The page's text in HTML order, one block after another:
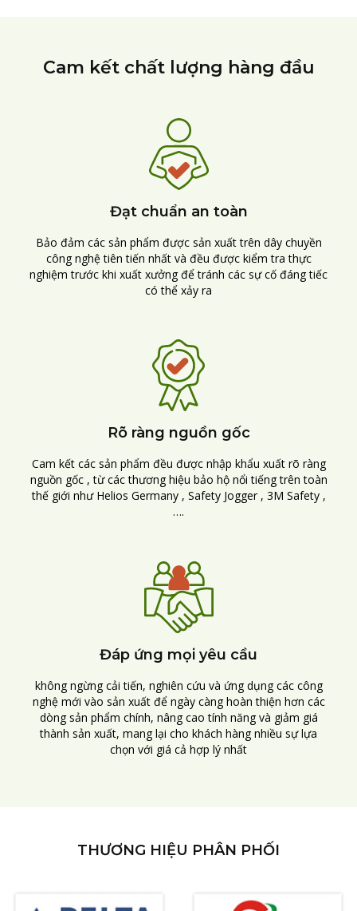
Cam kết chất lượng hàng đầu
Đạt chuẩn an toàn
Bảo đảm các sản phẩm được sản xuất trên dây chuyền
công nghệ tiên tiến nhất và đều được kiểm tra thực
nghiệm trước khi xuất xưởng để tránh các sự cố đáng tiếc
có thể xảy ra
Rõ ràng nguồn gốc
Cam kết các sản phẩm đều được nhập khẩu xuất rõ ràng
nguồn gốc , từ các thương hiệu bảo hộ nổi tiếng trên toàn
thế giới như Helios Germany , Safety Jogger , 3M Safety ,
….
Đáp ứng mọi yêu cầu
không ngừng cải tiến, nghiên cứu và ứng dụng các công
nghệ mới vào sản xuất để ngày càng hoàn thiện hơn các
dòng sản phẩm chính, nâng cao tính năng và giảm giá
thành sản xuất, mang lại cho khách hàng nhiều sự lựa
chọn với giá cả hợp lý nhất
THƯƠNG HIỆU PHÂN PHỐI